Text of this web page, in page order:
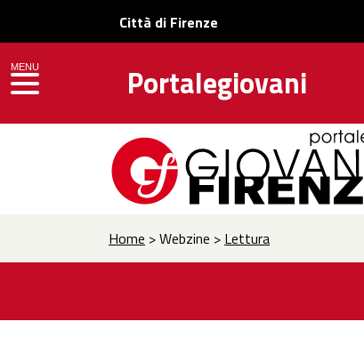
Città di Firenze
Portalegiovani
MENU
toggle navigation
Home > Webzine > Lettura